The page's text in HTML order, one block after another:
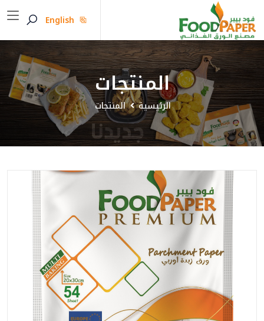
English
المنتجات
الرئيسية المنتجات